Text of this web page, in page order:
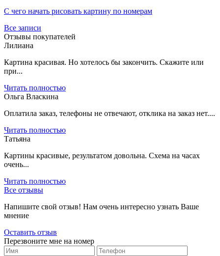
С чего начать рисовать картину по номерам
Все записи
Отзывы покупателей
Лилиана
Картина красивая. Но хотелось бы закончить. Скажите или
при...
Читать полностью
Ольга Власкина
Оплатила заказ, телефоны не отвечают, отклика на заказ нет....
Читать полностью
Татьяна
Картины красивые, результатом довольна. Схема на часах
очень...
Читать полностью
Все отзывы
Напишите свой отзыв! Нам очень интересно узнать Ваше
мнение
Оставить отзыв
Перезвоните мне на номер